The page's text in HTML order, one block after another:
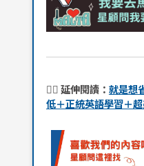
💁‍♂️ 延伸閱讀： 就是想
低＋正統英語學習＋